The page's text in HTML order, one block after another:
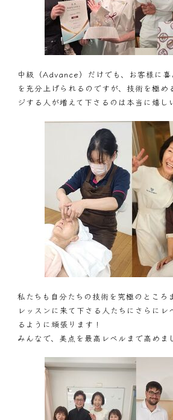
中級（Advance）だけでも、お客様に
を充分上げられるのですが、技術を極め
ジする人が増えて下さるのは本当に嬉し
私たちも自分たちの技術を究極のところ
レッスンに来て下さる人たちにさらにレ
るように頑張ります！
みんなで、美点を最高レベルまで高めま